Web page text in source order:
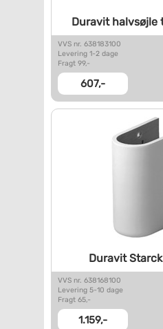
Duravit halvsøjle
VVS nr. 638183100
Levering 1-2 dage
Fragt 99,-
607,-
Duravit
VVS nr. 638168100
Levering 5-10 dage
Fragt 65,-
1.159,-